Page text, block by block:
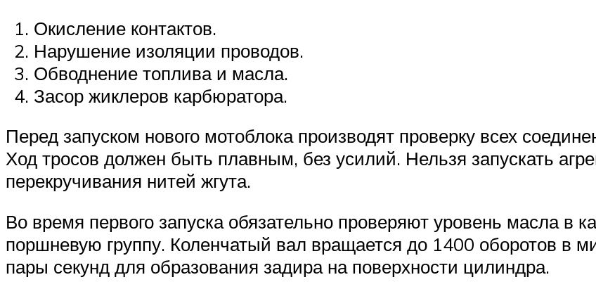
Окисление контактов.
Нарушение изоляции проводов.
Обводнение топлива и масла.
Засор жиклеров карбюратора.
Перед запуском нового мотоблока производят проверку всех
Ход тросов должен быть плавным, без усилий. Нельзя запускать
перекручивания нитей жгута.
Во время первого запуска обязательно проверяют уровень масла в
поршневую группу. Коленчатый вал вращается до 1400 оборотов в
пары секунд для образования задира на поверхности цилиндра.